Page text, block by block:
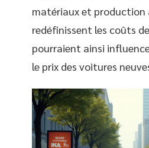
matériaux et production
redéfinissent les coûts
pourraient ainsi
le prix des voitures